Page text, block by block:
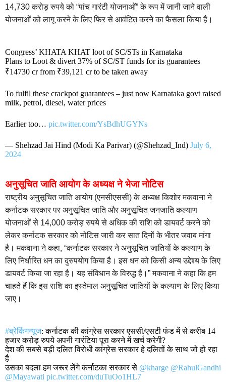
14,730 करोड़ रुपये को “पांच गारंटी योजनाओं” के रूप में जानी जाने वाली
योजनाओं को लागू करने के लिए फिर से आवंटित करने का फैसला किया है।
Congress’ KHATA KHAT loot of SC/STs in Karnataka
Plans to Loot & divert 37% of SC/ST funds for its guarantees
₹14730 cr from ₹39,121 cr to be taken away
To fulfil these crackpot guarantees – just now Karnataka govt raised
milk, petrol, diesel, water prices
Earlier too… pic.twitter.com/YsBdhUGYNs
— Shehzad Jai Hind (Modi Ka Parivar) (@Shehzad_Ind) July 6,
2024
अनुसूचित जाति आयोग के अध्यक्ष ने भेजा नोटिस
राष्ट्रीय अनुसूचित जाति आयोग (एनसीएससी) के अध्यक्ष किशोर मकवाना ने
कर्नाटक सरकार पर अनुसूचित जाति और अनुसूचित जनजाति कल्याण
योजनाओं से 14,000 करोड़ रुपये से अधिक की राशि को डायवर्ट करने को
लेकर कर्नाटक सरकार को नोटिस जारी कर सात दिनों के भीतर जवाब मांगा
है। मकवाना ने कहा, “कर्नाटक सरकार ने अनुसूचित जातियों के कल्याण के
लिए निर्धारित धन का दुरुपयोग किया है। इस धन को किसी अन्य उद्देश्य के लिए
डायवर्ट किया जा रहा है। यह संविधान के विरुद्ध है।” मकवाना ने कहा कि हम
चाहते हैं कि इस राशि का इस्तेमाल अनुसूचित जातियों के कल्याण के लिए किया
जाए।
#ब्रेकिंगन्यूज: कर्नाटक की कांग्रेस सरकार एससी/एसटी फंड में से करीब 14
हजार करोड़ रुपये अपनी गारंटिया पूरा करने में खर्च करेगी?
देश की सबसे बड़ी दलित विरोधी कांग्रेस सरकार हे दलितों के साथ जो हो रहा
है
उसका बदला हम जरूर लेंगे कर्नाटका सरकार से @kharge @RahulGandhi
@Mayawati pic.twitter.com/duTuOo1HL7